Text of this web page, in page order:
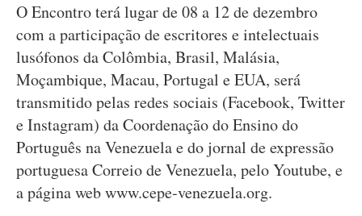
O Encontro terá lugar de 08 a 12 de dezembro
com a participação de escritores e intelectuais
lusófonos da Colômbia, Brasil, Malásia,
Moçambique, Macau, Portugal e EUA, será
transmitido pelas redes sociais (Facebook, Twitter
e Instagram) da Coordenação do Ensino do
Português na Venezuela e do jornal de expressão
portuguesa Correio de Venezuela, pelo Youtube, e
a página web www.cepe-venezuela.org.